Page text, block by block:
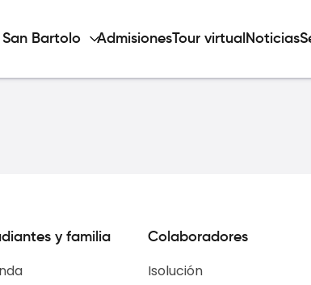
San Bartolo AdmisionesTour virtual Noticias
y familia Colaboradores
Isolución